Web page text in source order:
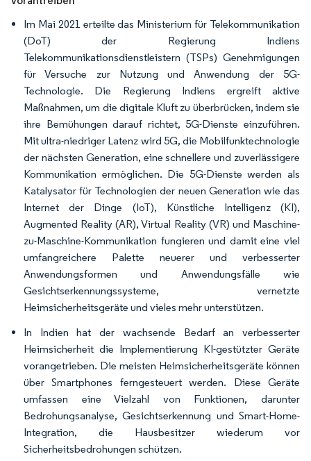
Im Mai 2021 erteilte das Ministerium für Telekommunikation
(DoT) der Regierung Indiens
Telekommunikationsdienstleistern (TSPs) Genehmigungen
für Versuche zur Nutzung und Anwendung der 5G-
Technologie. Die Regierung Indiens ergreift aktive
Maßnahmen, um die digitale Kluft zu überbrücken, indem sie
ihre Bemühungen darauf richtet, 5G-Dienste einzuführen.
Mit ultra-niedriger Latenz wird 5G, die Mobilfunktechnologie
der nächsten Generation, eine schnellere und zuverlässigere
Kommunikation ermöglichen. Die 5G-Dienste werden als
Katalysator für Technologien der neuen Generation wie das
Internet der Dinge (IoT), Künstliche Intelligenz (KI),
Augmented Reality (AR), Virtual Reality (VR) und Maschine-
zu-Maschine-Kommunikation fungieren und damit eine viel
umfangreichere Palette neuerer und verbesserter
Anwendungsformen und Anwendungsfälle wie
Gesichtserkennungssysteme, vernetzte
Heimsicherheitsgeräte und vieles mehr unterstützen.
In Indien hat der wachsende Bedarf an verbesserter
Heimsicherheit die Implementierung KI-gestützter Geräte
vorangetrieben. Die meisten Heimsicherheitsgeräte können
über Smartphones ferngesteuert werden. Diese Geräte
umfassen eine Vielzahl von Funktionen, darunter
Bedrohungsanalyse, Gesichtserkennung und Smart-Home-
Integration, die Hausbesitzer wiederum vor
Sicherheitsbedrohungen schützen.